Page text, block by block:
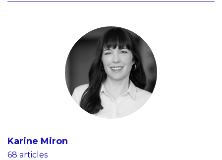
Karine Miron
68 articles